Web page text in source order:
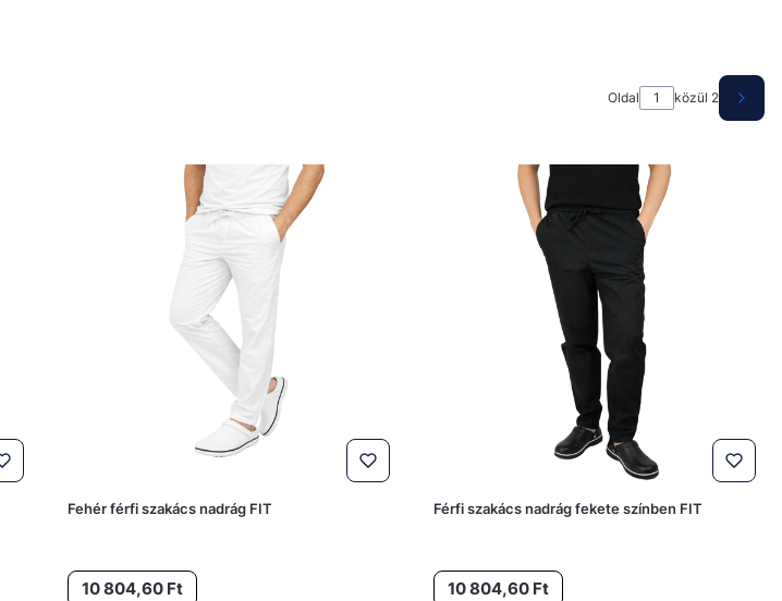
Oldal közül 2
Fehér férfi szakács nadrág FIT
Ár10 804,60 Ft
Férfi szakács nadrág fekete színben FIT
Ár10 804,60 Ft